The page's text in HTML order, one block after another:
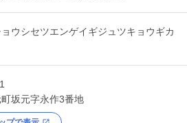
ウシセツエンゲイギジュツキョウギカ
坂元字永作3番地